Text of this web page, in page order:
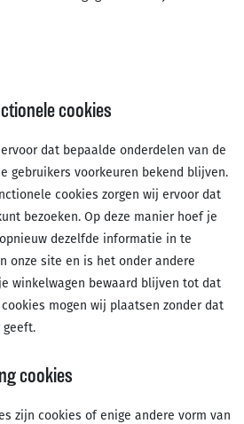
cookies
dat bepaalde onderdelen van de
gebruikers voorkeuren bekend blijven.
cookies zorgen wij ervoor dat
bezoeken. Op deze manier hoef je
dezelfde informatie in te
onze site en is het onder andere
winkelwagen bewaard blijven tot dat
mogen wij plaatsen zonder dat
geeft.
cookies
zijn cookies of enige andere vorm van